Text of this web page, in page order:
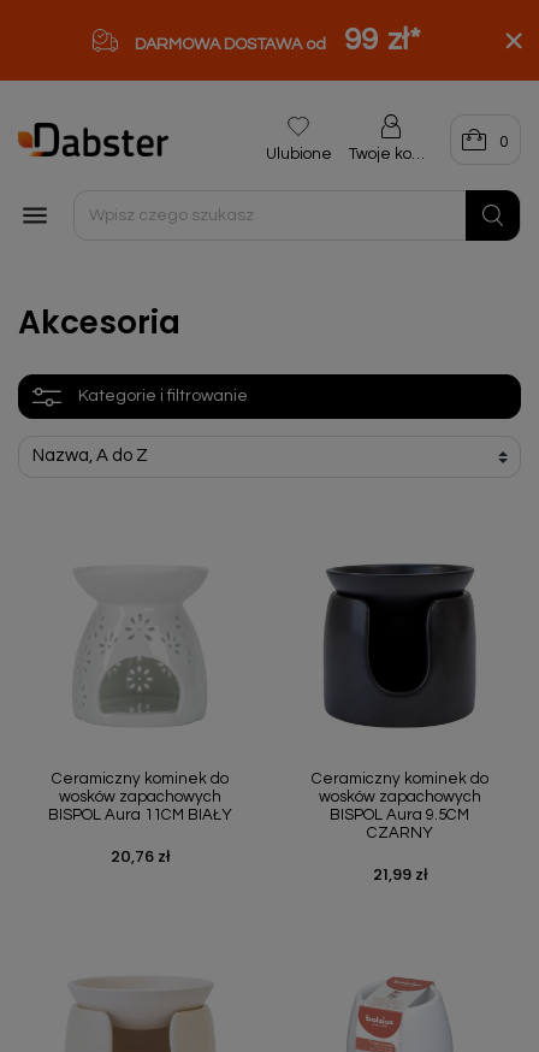
DARMOWA DOSTAWA od 99 zł*

Ulubione Twoje konto
0
Akcesoria
Kategorie i filtrowanie
Ceramiczny kominek do
wosków zapachowych
BISPOL Aura 11CM BIAŁY
Cena
20,76 zł
Ceramiczny kominek do
wosków zapachowych
BISPOL Aura 9.5CM
CZARNY
Cena
21,99 zł